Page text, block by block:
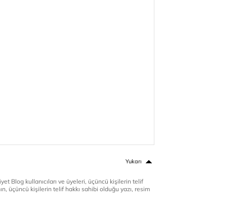
Yukarı
Blog kullanıcıları ve üyeleri, üçüncü kişilerin telif
üçüncü kişilerin telif hakkı sahibi olduğu yazı, resim